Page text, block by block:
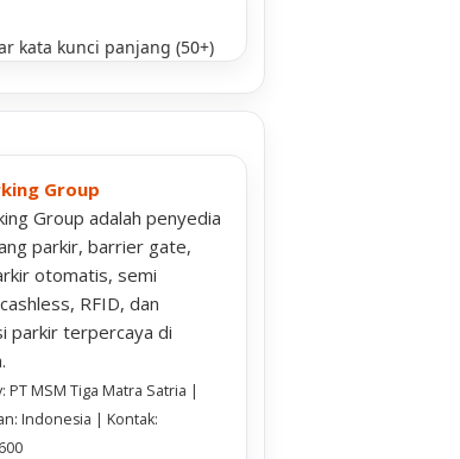
kata kunci panjang (50+)
Group
Group adalah penyedia
parkir, barrier gate,
otomatis, semi
RFID, dan
parkir terpercaya di
PT MSM Tiga Matra Satria |
Indonesia | Kontak: